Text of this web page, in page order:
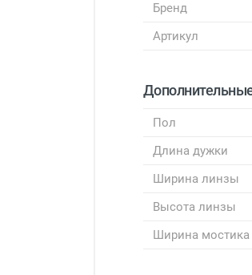
Бренд
Артикул
Пол
Длина дужки
Ширина линзы
Высота линзы
Ширина мостика